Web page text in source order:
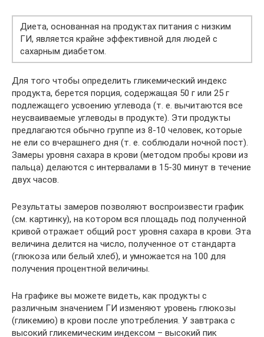
Диета, основанная на продуктах питания с низким
ГИ, является крайне эффективной для людей с
сахарным диабетом.
Для того чтобы определить гликемический индекс
продукта, берется порция, содержащая 50 г или 25 г
подлежащего усвоению углевода (т. е. вычитаются все
неусваиваемые углеводы в продукте). Эти продукты
предлагаются обычно группе из 8-10 человек, которые
не ели со вчерашнего дня (т. е. соблюдали ночной пост).
Замеры уровня сахара в крови (методом пробы крови из
пальца) делаются с интервалами в 15-30 минут в течение
двух часов.
Результаты замеров позволяют воспроизвести график
(см. картинку), на котором вся площадь под полученной
кривой отражает общий рост уровня сахара в крови. Эта
величина делится на число, полученное от стандарта
(глюкоза или белый хлеб), и умножается на 100 для
получения процентной величины.
На графике вы можете видеть, как продукты с
различным значением ГИ изменяют уровень глюкозы
(гликемию) в крови после употребления. У завтрака с
высокий гликемическим индексом – высокий пик